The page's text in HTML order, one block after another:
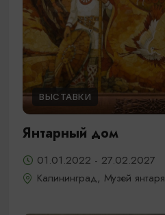
ВЫСТАВКИ
Янтарный дом
01.01.2022 - 27.02.2027
Калининград, Музей янтаря